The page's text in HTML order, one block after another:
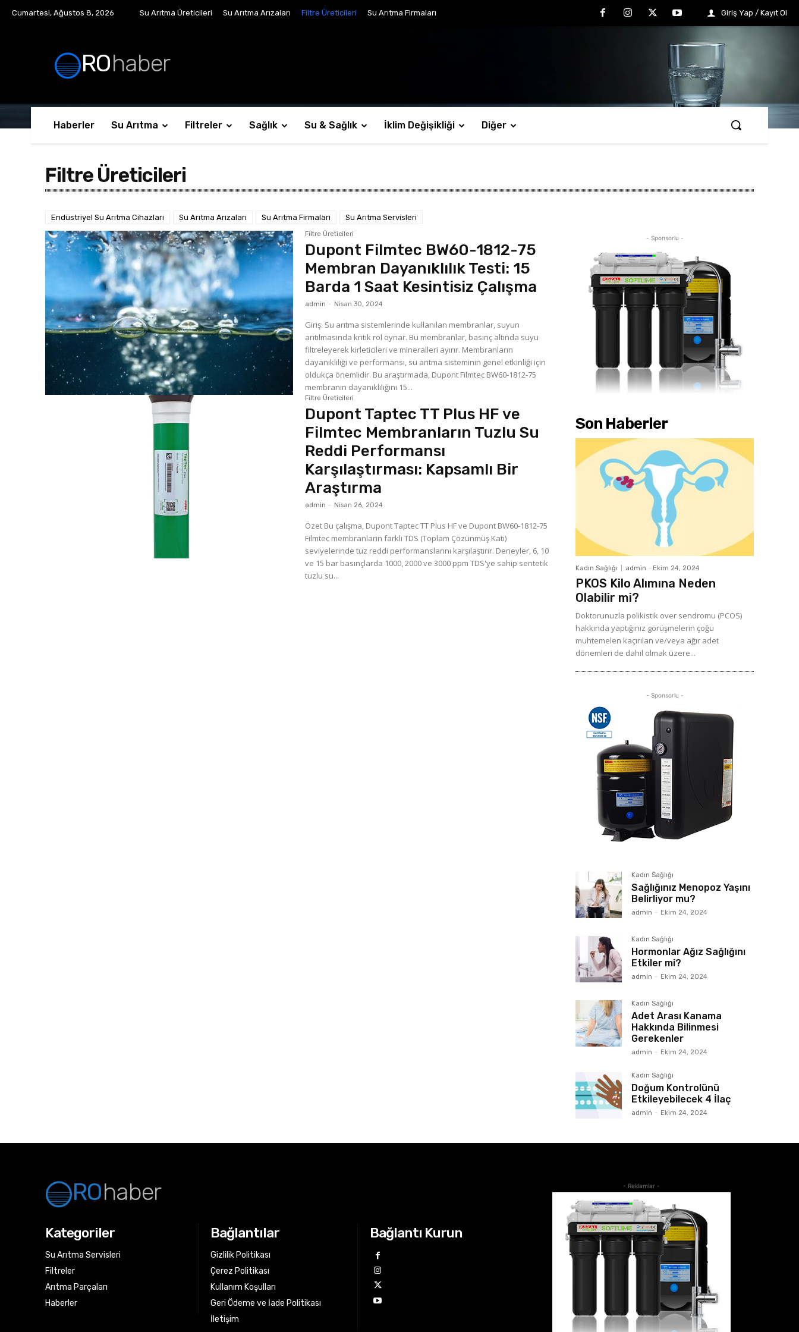
Cumartesi, Ağustos 8, 2026 Su Arıtma Üreticileri Su Arıtma Arızaları Filtre Üreticileri Su Arıtma Firmaları Giriş Yap / Kayıt Ol
ROhaber
Haberler Su Arıtma Filtreler Sağlık Su & Sağlık İklim Değişikliği Diğer
Filtre Üreticileri
Endüstriyel Su Arıtma Cihazları Su Arıtma Arızaları Su Arıtma Firmaları Su Arıtma Servisleri
Filtre Üreticileri
Dupont Filmtec BW60-1812-75
Membran Dayanıklılık Testi: 15
Barda 1 Saat Kesintisiz Çalışma
admin - Nisan 30, 2024
Giriş: Su arıtma sistemlerinde kullanılan membranlar, suyun
arıtılmasında kritik rol oynar. Bu membranlar, basınç altında suyu
filtreleyerek kirleticileri ve mineralleri ayırır. Membranların
dayanıklılığı ve performansı, su arıtma sisteminin genel etkinliği için
oldukça önemlidir. Bu araştırmada, Dupont Filmtec BW60-1812-75
membranın dayanıklılığını 15...
Filtre Üreticileri
Dupont Taptec TT Plus HF ve
Filmtec Membranların Tuzlu Su
Reddi Performansı
Karşılaştırması: Kapsamlı Bir
Araştırma
admin - Nisan 26, 2024
Özet Bu çalışma, Dupont Taptec TT Plus HF ve Dupont BW60-1812-75
Filmtec membranların farklı TDS (Toplam Çözünmüş Katı)
seviyelerinde tuz reddi performanslarını karşılaştırır. Deneyler, 6, 10
ve 15 bar basınçlarda 1000, 2000 ve 3000 ppm TDS'ye sahip sentetik
tuzlu su...
- Sponsorlu -
Son Haberler
Kadın Sağlığı admin - Ekim 24, 2024
PKOS Kilo Alımına Neden
Olabilir mi?
Doktorunuzla polikistik over sendromu (PCOS)
hakkında yaptığınız görüşmelerin çoğu
muhtemelen kaçırılan ve/veya ağır adet
dönemleri de dahil olmak üzere...
- Sponsorlu -
Kadın Sağlığı
Sağlığınız Menopoz Yaşını
Belirliyor mu?
admin - Ekim 24, 2024
Kadın Sağlığı
Hormonlar Ağız Sağlığını
Etkiler mi?
admin - Ekim 24, 2024
Kadın Sağlığı
Adet Arası Kanama
Hakkında Bilinmesi
Gerekenler
admin - Ekim 24, 2024
Kadın Sağlığı
Doğum Kontrolünü
Etkileyebilecek 4 İlaç
admin - Ekim 24, 2024
ROhaber
Kategoriler
Su Arıtma Servisleri
Filtreler
Arıtma Parçaları
Haberler
Bağlantılar
Gizlilik Politikası
Çerez Politikası
Kullanım Koşulları
Geri Ödeme ve İade Politikası
İletişim
Bağlantı Kurun
- Reklamlar -